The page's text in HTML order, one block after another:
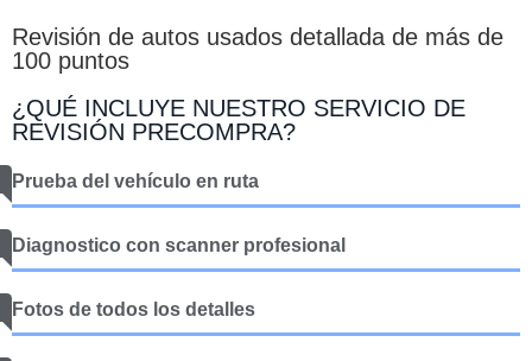
Revisión de autos usados detallada de más de
100 puntos
¿QUÉ INCLUYE NUESTRO SERVICIO DE
REVISIÓN PRECOMPRA?
Prueba del vehículo en ruta
Diagnostico con scanner profesional
Fotos de todos los detalles